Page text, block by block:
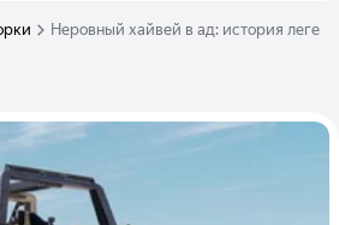
Неровный хайвей в ад: история